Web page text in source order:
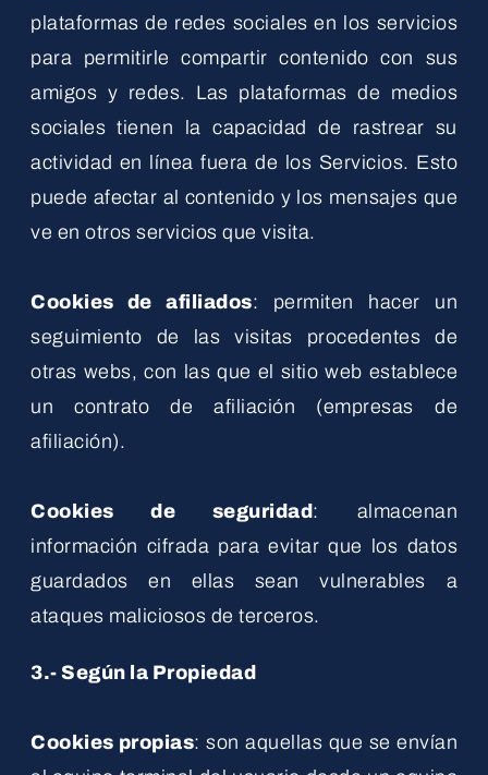
plataformas de redes sociales en los servicios
para permitirle compartir contenido con sus
amigos y redes. Las plataformas de medios
sociales tienen la capacidad de rastrear su
actividad en línea fuera de los Servicios. Esto
puede afectar al contenido y los mensajes que
ve en otros servicios que visita.
Cookies de afiliados: permiten hacer un
seguimiento de las visitas procedentes de
otras webs, con las que el sitio web establece
un contrato de afiliación (empresas de
afiliación).
Cookies de seguridad : almacenan
información cifrada para evitar que los datos
guardados en ellas sean vulnerables a
ataques maliciosos de terceros.
3.- Según la Propiedad
Cookies propias: son aquellas que se envían